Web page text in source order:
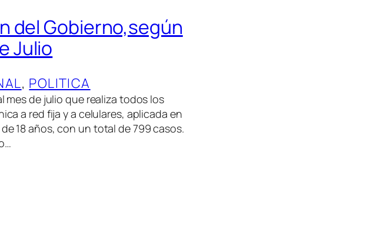
del Gobierno,según
Julio
, POLITICA
de julio que realiza todos los
a red fija y a celulares, aplicada en
18 años, con un total de 799 casos.